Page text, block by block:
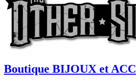
Boutique BIJOUX et